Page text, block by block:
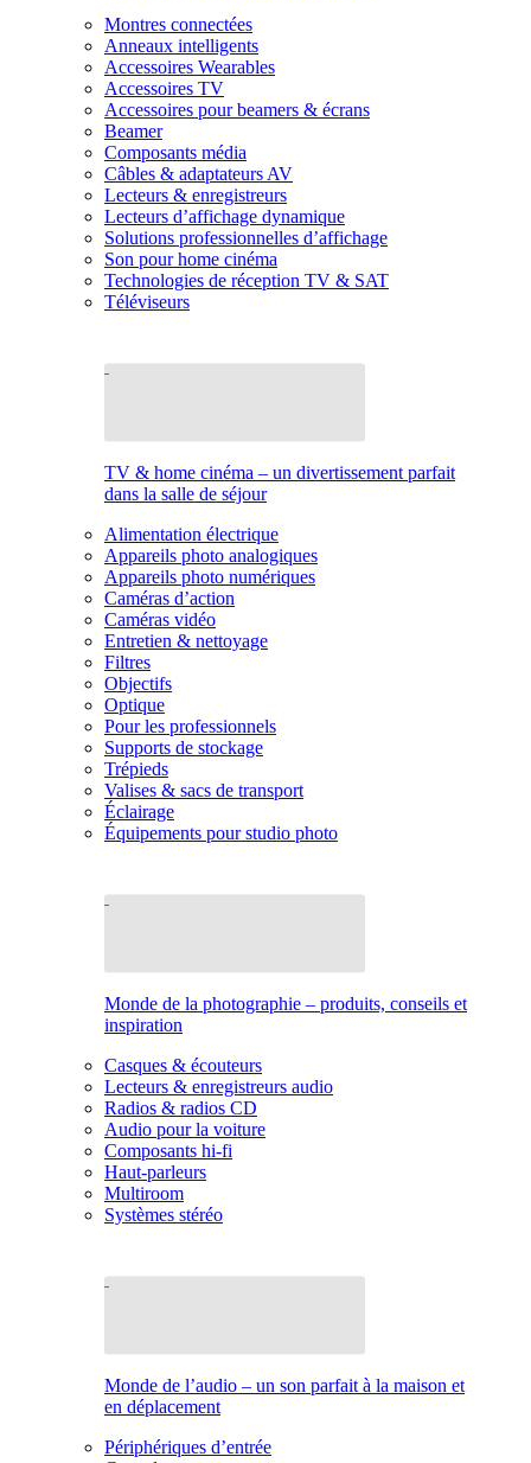
Montres connectées
Anneaux intelligents
Accessoires Wearables
Accessoires TV
Accessoires pour beamers & écrans
Beamer
Composants média
Câbles & adaptateurs AV
Lecteurs & enregistreurs
Lecteurs d’affichage dynamique
Solutions professionnelles d’affichage
Son pour home cinéma
Technologies de réception TV & SAT
Téléviseurs
TV & home cinéma – un divertissement parfait
dans la salle de séjour
Alimentation électrique
Appareils photo analogiques
Appareils photo numériques
Caméras d’action
Caméras vidéo
Entretien & nettoyage
Filtres
Objectifs
Optique
Pour les professionnels
Supports de stockage
Trépieds
Valises & sacs de transport
Éclairage
Équipements pour studio photo
Monde de la photographie – produits, conseils et
inspiration
Casques & écouteurs
Lecteurs & enregistreurs audio
Radios & radios CD
Audio pour la voiture
Composants hi-fi
Haut-parleurs
Multiroom
Systèmes stéréo
Monde de l’audio – un son parfait à la maison et
en déplacement
Périphériques d’entrée